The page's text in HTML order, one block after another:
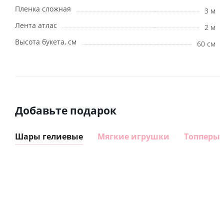
Пленка сложная
3 м
Лента атлас
2 м
Высота букета, см
60 см
Добавьте подарок
Шары гелиевые Мягкие игрушки Топперы